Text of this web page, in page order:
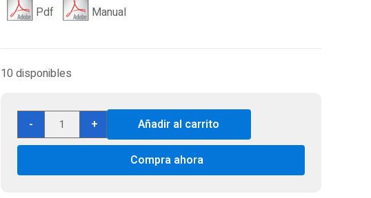
era:
Pdf Manual
10 disponibles
-
Caldera
Bosch
WBN6000-
RN
+ Añadir al carrito
Compra ahora